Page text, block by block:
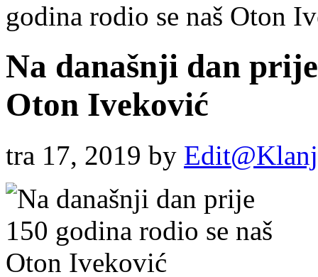
godina rodio se naš Oton
Na današnji dan
Oton Iveković
tra 17, 2019 by